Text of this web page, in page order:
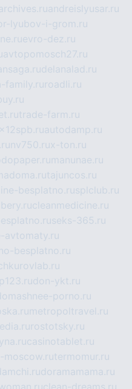
andreislyusar.ru
lyubov-i-grom.ru
evro-dez.ru
avtopomosch27.ru
delanalad.ru
family.ru roadli.ru
trade-farm.ru
autodamp.ru
nv750.rux-ton.ru
manunae.ru
tajuncos.ru
besplatno.rusplclub.ru
ribery.rucleanmedicine.ru
seks-365.ru
besplatno.ru
don-ykt.ru
porno.ru
metropoltravel.ru
rostotsky.ru
casinotablet.ru
moscow.rutermomur.ru
doramamama.ru
clean-dreams.ru